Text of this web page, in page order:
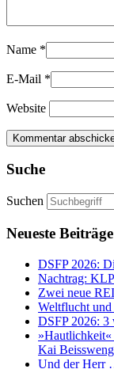
Name *
E-Mail *
Website
Suche
Suchen
Neueste Beiträge
DSFP 2026:
Nachtrag:
Zwei neue
Weltflucht
DSFP 2026: 3
Kai
Und der Herr